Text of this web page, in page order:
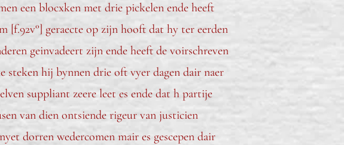
een blocxken met drie pickelen ende heeft
[f.92v°] geraecte op zijn hooft dat hy ter eerden
geinvadeert zijn ende heeft de voirschreven
steken hij bynnen drie oft vyer dagen dair naer
suppliant zeere leet es ende dat h partije
van dien ontsiende rigeur van justicien
dorren wedercomen mair es gescepen dair